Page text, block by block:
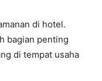
di hotel.
bagian penting
di tempat usaha